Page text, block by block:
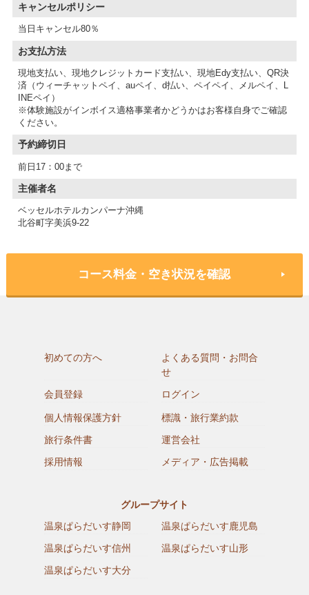
キャンセルポリシー
当日キャンセル80％
お支払方法
現地支払い、現地クレジットカード支払い、現地Edy支払い、QR決
済（ウィーチャットペイ、auペイ、d払い、ペイペイ、メルペイ、L
INEペイ）
※体験施設がインボイス適格事業者かどうかはお客様自身でご確認
予約締切日
前日17：00まで
主催者名
ベッセルホテルカンパーナ沖縄
北谷町字美浜9-22
コース料金・空き状況を確認
初めての方へ
よくある質問・お問合
せ
会員登録
ログイン
個人情報保護方針
標識・旅行業約款
旅行条件書
運営会社
採用情報
メディア・広告掲載
グループサイト
温泉ぱらだいす静岡
温泉ぱらだいす鹿児島
温泉ぱらだいす信州
温泉ぱらだいす山形
温泉ぱらだいす大分